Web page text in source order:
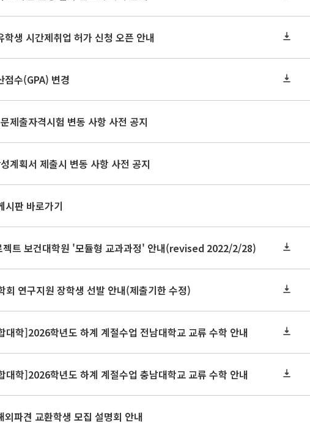
학생 시간제취업 허가 신청 오픈 안내
점수(GPA) 변경
제출자격시험 변동 사항 사전 공지
계획서 제출시 변동 사항 사전 공지
시판 바로가기
트 보건대학원 '모듈형 교과과정' 안내(revised 2022/2/28)
회 연구지원 장학생 선발 안내(제출기한 수정)
대학]2026학년도 하계 계절수업 전남대학교 교류 수학 안내
대학]2026학년도 하계 계절수업 충남대학교 교류 수학 안내
파견 교환학생 모집 설명회 안내